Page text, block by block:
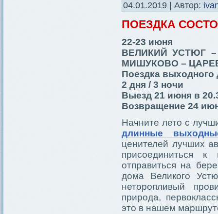
04.01.2019 | Автор:
ПОЕЗДКА
22-23 июня
ВЕЛИКИЙ УСТЮГ
МИШУКОВО –
Поездка выходного
2 дня / 3 ночи
Выезд 21 июня в
Возвращение 24
Начните лето с
длинные
ценителей лучших
присоединиться
отправиться на
дома Великого
неторопливый
природа,
это в нашем